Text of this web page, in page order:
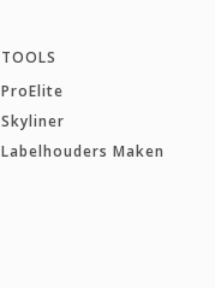
TOOLS
ProElite
Skyliner
Labelhouders Maken